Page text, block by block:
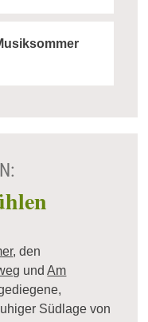
, den
undAm
Südlage von